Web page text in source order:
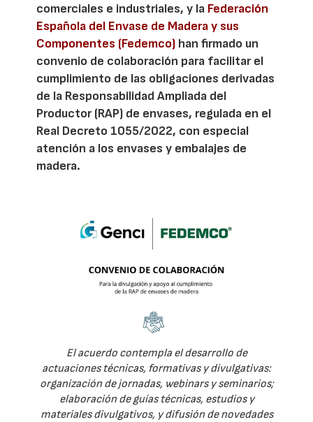
comerciales e industriales, y la Federación
Española del Envase de Madera y sus
Componentes (Fedemco) han firmado un
convenio de colaboración para facilitar el
cumplimiento de las obligaciones derivadas
de la Responsabilidad Ampliada del
Productor (RAP) de envases, regulada en el
Real Decreto 1055/2022, con especial
atención a los envases y embalajes de
madera.
El acuerdo contempla el desarrollo de
actuaciones técnicas, formativas y divulgativas:
organización de jornadas, webinars y seminarios;
elaboración de guías técnicas, estudios y
materiales divulgativos, y difusión de novedades